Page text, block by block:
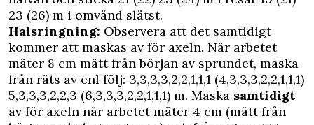
23 (26) m i omvänd slätst.
Halsringning: Observera att det samtidigt
kommer att maskas av för axeln. När arbetet
mäter 8 cm mätt från början av sprundet, maska
från räts av enl följ: 3,3,3,3,2,2,1,1,1 (4,3,3,3,2,2,1,1,1)
5,3,3,3,2,2,3 (6,3,3,3,2,2,1,1,1) m. Maska samtidigt
av för axeln när arbetet mäter 4 cm (mätt från